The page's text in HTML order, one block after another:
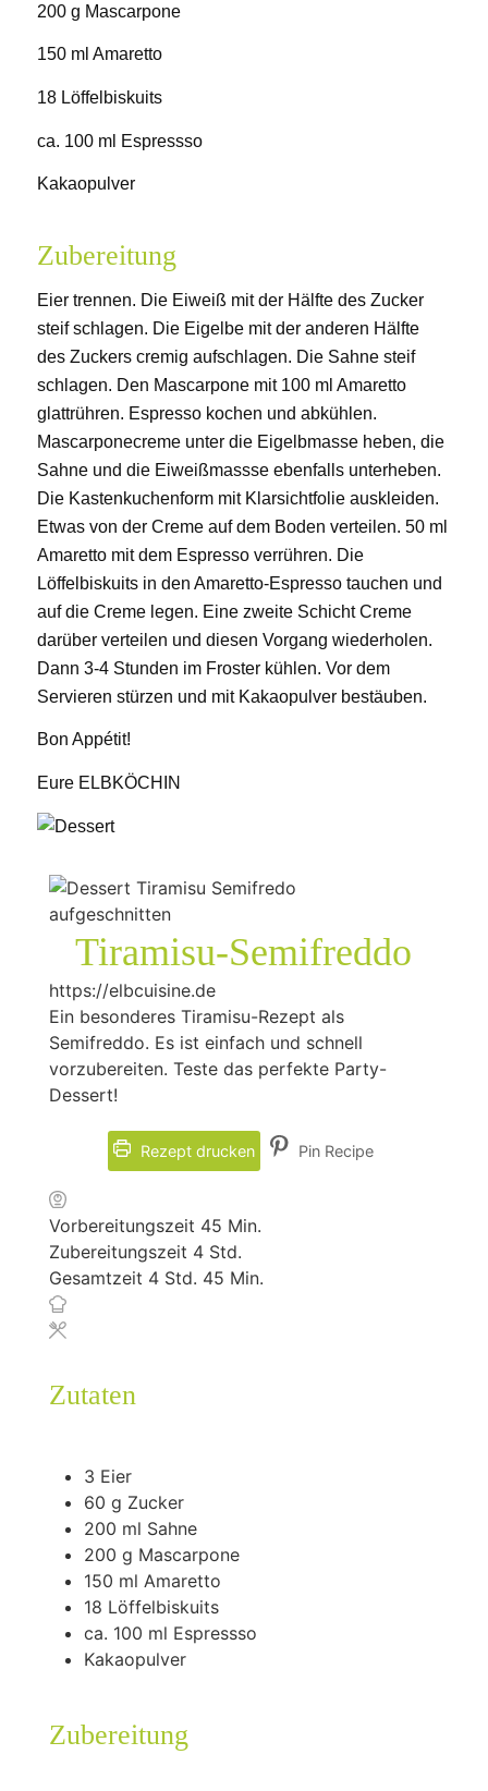
200 g Mascarpone
150 ml Amaretto
18 Löffelbiskuits
ca. 100 ml Espressso
Kakaopulver
Zubereitung
Eier trennen. Die Eiweiß mit der Hälfte des Zucker
steif schlagen. Die Eigelbe mit der anderen Hälfte
des Zuckers cremig aufschlagen. Die Sahne steif
schlagen. Den Mascarpone mit 100 ml Amaretto
glattrühren. Espresso kochen und abkühlen.
Mascarponecreme unter die Eigelbmasse heben, die
Sahne und die Eiweißmassse ebenfalls unterheben.
Die Kastenkuchenform mit Klarsichtfolie auskleiden.
Etwas von der Creme auf dem Boden verteilen. 50 ml
Amaretto mit dem Espresso verrühren. Die
Löffelbiskuits in den Amaretto-Espresso tauchen und
auf die Creme legen. Eine zweite Schicht Creme
darüber verteilen und diesen Vorgang wiederholen.
Dann 3-4 Stunden im Froster kühlen. Vor dem
Servieren stürzen und mit Kakaopulver bestäuben.
Bon Appétit!
Eure ELBKÖCHIN
Tiramisu-Semifreddo
https://elbcuisine.de
Ein besonderes Tiramisu-Rezept als
Semifreddo. Es ist einfach und schnell
vorzubereiten. Teste das perfekte Party-
Dessert!
Rezept drucken Pin Recipe
Vorbereitungszeit 45Minuten
Min.
Zubereitungszeit 4Stunden
Std.
Gesamtzeit 4Stunden
Std. 45Minuten
Min.
Zutaten
3 Eier
60 g Zucker
200 ml Sahne
200 g Mascarpone
150 ml Amaretto
18 Löffelbiskuits
ca. 100 ml Espressso
Kakaopulver
Zubereitung